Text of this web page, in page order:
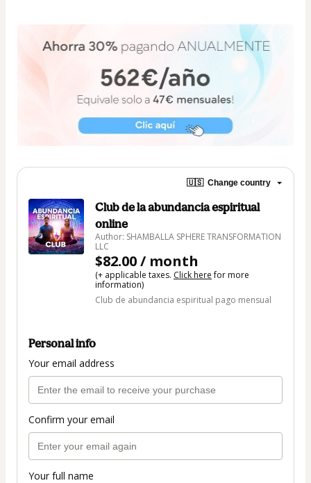
🇺🇸 Change country
Club de la abundancia espiritual
online
Author: SHAMBALLA SPHERE TRANSFORMATION
LLC
$82.00 / month
(+ applicable taxes. Click herefor more
information)
Club de abundancia espiritual pago mensual
Personal info
Your email address
Confirm your email
Your full name